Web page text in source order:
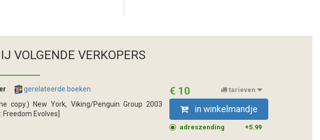
VOLGENDE VERKOPERS
gerelateerde boeken
copy.) New York, Viking/Penguin Group 2003
Evolves]
€ 10 tarieven
in winkelmandje
adreszending +5.99